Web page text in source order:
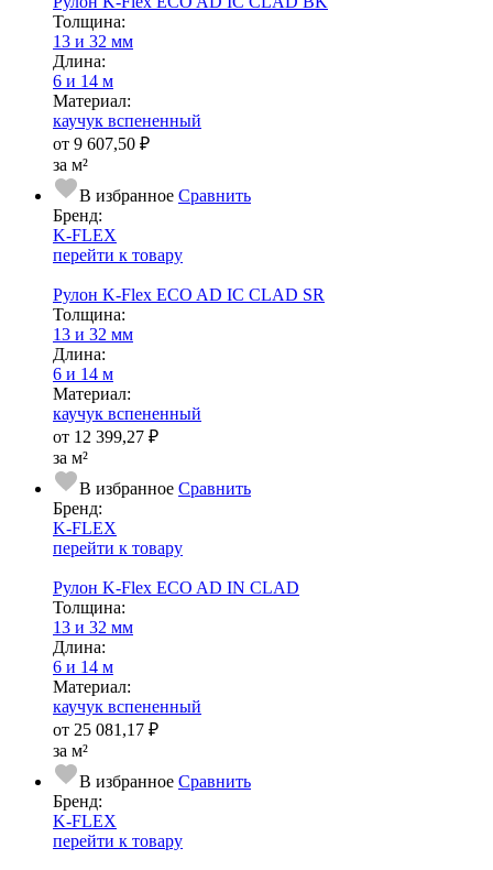
Тол­щи­на:
13 и 32 мм
Длина:
6 и 14 м
Ма­­те­­ри­­ал:
каучук вспененный
от 9 607,50 ₽
за м²
В избранное Сравнить
Бренд:
K-FLEX
перейти к товару
Рулон K-Flex ECO AD IC CLAD SR
Тол­щи­на:
13 и 32 мм
Длина:
6 и 14 м
Ма­­те­­ри­­ал:
каучук вспененный
от 12 399,27 ₽
за м²
В избранное Сравнить
Бренд:
K-FLEX
перейти к товару
Рулон K-Flex ECO AD IN CLAD
Тол­щи­на:
13 и 32 мм
Длина:
6 и 14 м
Ма­­те­­ри­­ал:
каучук вспененный
от 25 081,17 ₽
за м²
В избранное Сравнить
Бренд:
K-FLEX
перейти к товару